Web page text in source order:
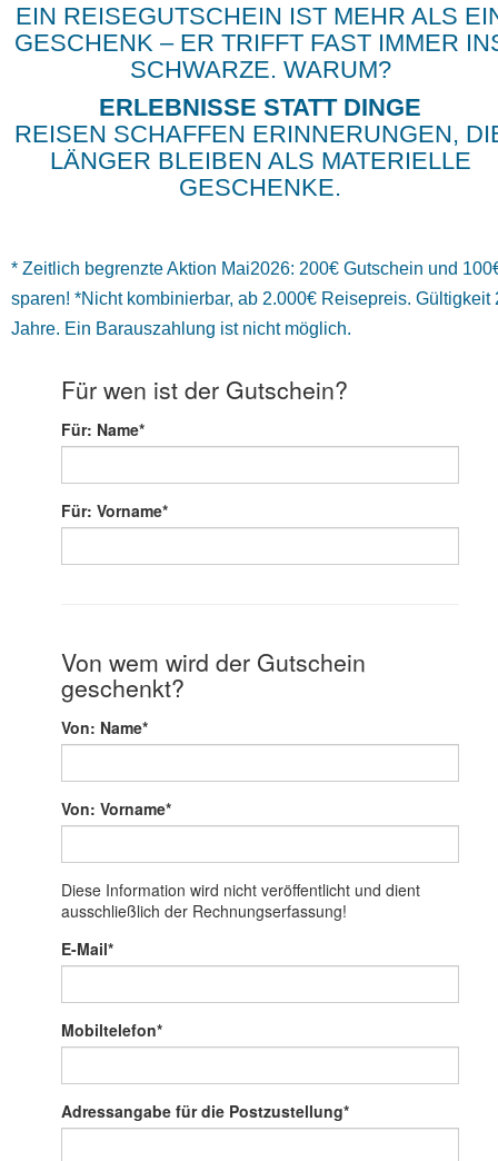
EIN REISEGUTSCHEIN IST MEHR ALS
GESCHENK – ER TRIFFT FAST IMMER
SCHWARZE. WARUM?
ERLEBNISSE STATT DINGE
REISEN SCHAFFEN ERINNERUNGEN,
LÄNGER BLEIBEN ALS MATERIELLE
GESCHENKE.
* Zeitlich begrenzte Aktion Mai2026: 200€ Gutschein und
sparen! *Nicht kombinierbar, ab 2.000€ Reisepreis. Gültigkeit
Jahre. Ein Barauszahlung ist nicht möglich.